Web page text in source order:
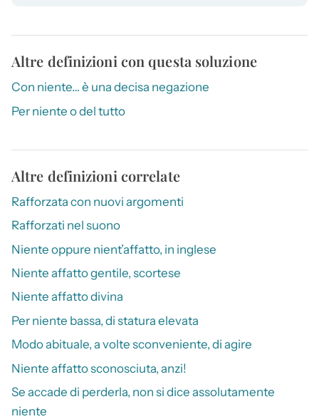
Altre definizioni con questa soluzione
Con niente… è una decisa negazione
Per niente o del tutto
Altre definizioni correlate
Rafforzata con nuovi argomenti
Rafforzati nel suono
Niente oppure nient’affatto, in inglese
Niente affatto gentile, scortese
Niente affatto divina
Per niente bassa, di statura elevata
Modo abituale, a volte sconveniente, di agire
Niente affatto sconosciuta, anzi!
Se accade di perderla, non si dice assolutamente
niente